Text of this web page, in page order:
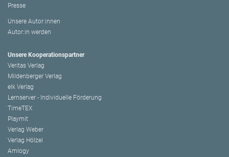
Presse
Unsere Autor:innen
Autor:in werden
Unsere Kooperationspartner
Veritas Verlag
Mildenberger Verlag
elk Verlag
Lernserver - Individuelle Förderung
TimeTEX
Playmit
Verlag Weber
Verlag Hölzel
Amlogy